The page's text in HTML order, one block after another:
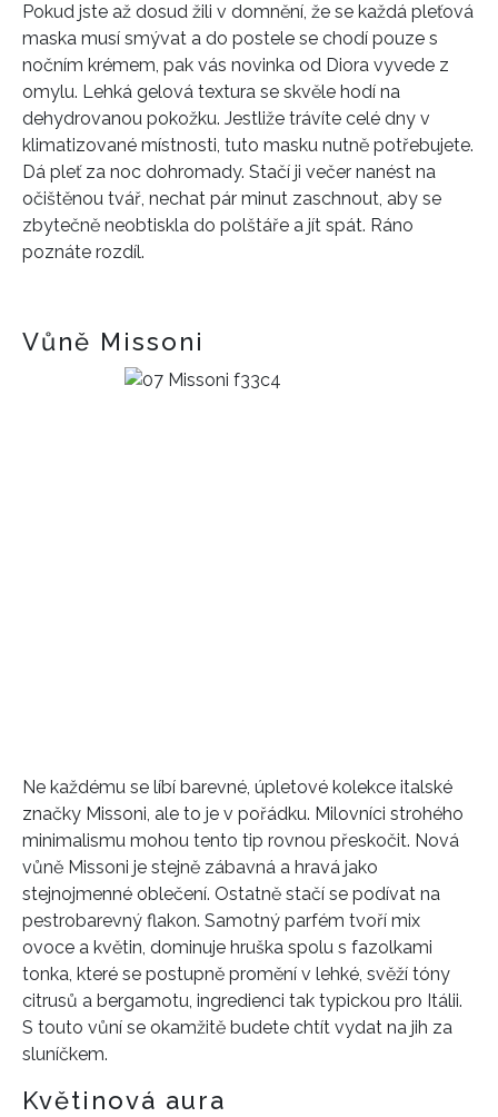
INFORMACE
REDAKCE
Pokud jste až dosud žili v domnění, že se každá pleťová
maska musí smývat a do postele se chodí pouze s
nočním krémem, pak vás novinka od Diora vyvede z
omylu. Lehká gelová textura se skvěle hodí na
dehydrovanou pokožku. Jestliže trávíte celé dny v
klimatizované místnosti, tuto masku nutně potřebujete.
Dá pleť za noc dohromady. Stačí ji večer nanést na
očištěnou tvář, nechat pár minut zaschnout, aby se
zbytečně neobtiskla do polštáře a jít spát. Ráno
poznáte rozdíl.
Vůně Missoni
Ne každému se líbí barevné, úpletové kolekce italské
značky Missoni, ale to je v pořádku. Milovníci strohého
minimalismu mohou tento tip rovnou přeskočit. Nová
vůně Missoni je stejně zábavná a hravá jako
stejnojmenné oblečení. Ostatně stačí se podívat na
pestrobarevný flakon. Samotný parfém tvoří mix
ovoce a květin, dominuje hruška spolu s fazolkami
tonka, které se postupně promění v lehké, svěží tóny
citrusů a bergamotu, ingredienci tak typickou pro Itálii.
S touto vůní se okamžitě budete chtít vydat na jih za
sluníčkem.
Květinová aura